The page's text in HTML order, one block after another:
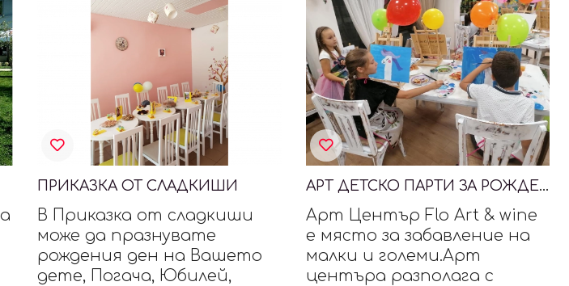
ПРИКАЗКА ОТ СЛАДКИШИ
В Приказка от сладкиши
може да празнувате
рождения ден на Вашето
дете, Погача, Юбилей,
АРТ ДЕТСКО ПАРТИ ЗА РОЖДЕН ДЕН
Арт Център Flo Art & wine
е място за забавление на
малки и големи.Арт
центъра разполага с